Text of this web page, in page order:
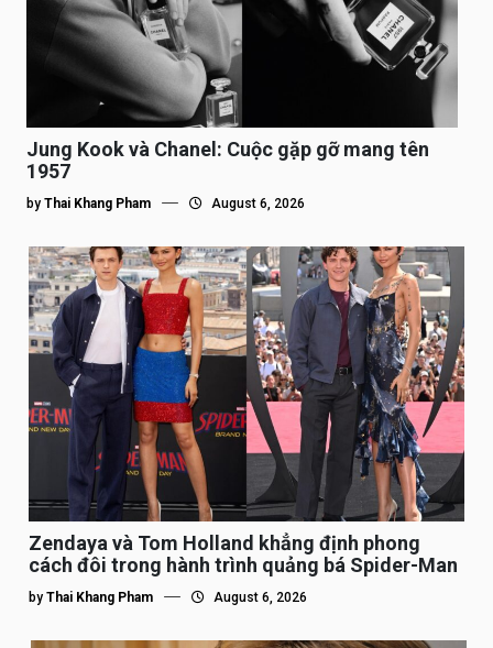
Jung Kook và Chanel: Cuộc gặp gỡ mang tên
1957
by Thai Khang Pham August 6, 2026
Zendaya và Tom Holland khẳng định phong
cách đôi trong hành trình quảng bá Spider-Man
by Thai Khang Pham August 6, 2026